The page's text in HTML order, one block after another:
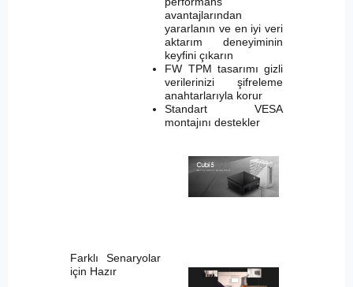
avantajlarından
yararlanın ve en iyi veri
aktarım deneyiminin
keyfini çıkarın
FW TPM tasarımı gizli
verilerinizi şifreleme
anahtarlarıyla korur
Standart VESA
montajını destekler
Farklı Senaryolar
için Hazır